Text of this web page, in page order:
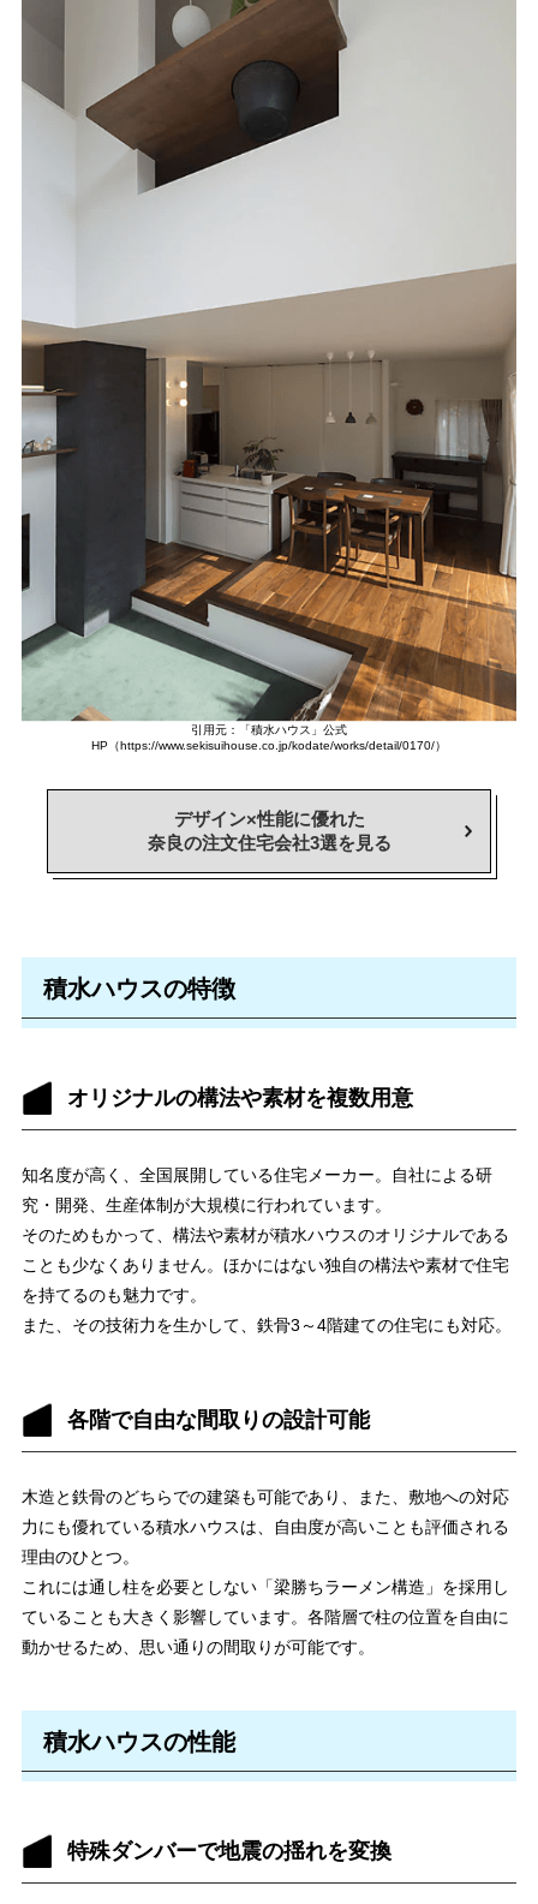
引用元：「積水ハウス」公式
HP（https://www.sekisuihouse.co.jp/kodate/works/detail/0170/）
デザイン×性能に優れた
奈良の注文住宅会社3選を見る
積水ハウスの特徴
オリジナルの構法や素材を複数用意
知名度が高く、全国展開している住宅メーカー。自社による研
究・開発、生産体制が大規模に行われています。
そのためもかって、構法や素材が積水ハウスのオリジナルである
ことも少なくありません。ほかにはない独自の構法や素材で住宅
を持てるのも魅力です。
また、その技術力を生かして、鉄骨3～4階建ての住宅にも対応。
各階で自由な間取りの設計可能
木造と鉄骨のどちらでの建築も可能であり、また、敷地への対応
力にも優れている積水ハウスは、自由度が高いことも評価される
理由のひとつ。
これには通し柱を必要としない「梁勝ちラーメン構造」を採用し
ていることも大きく影響しています。各階層で柱の位置を自由に
動かせるため、思い通りの間取りが可能です。
積水ハウスの性能
特殊ダンバーで地震の揺れを変換